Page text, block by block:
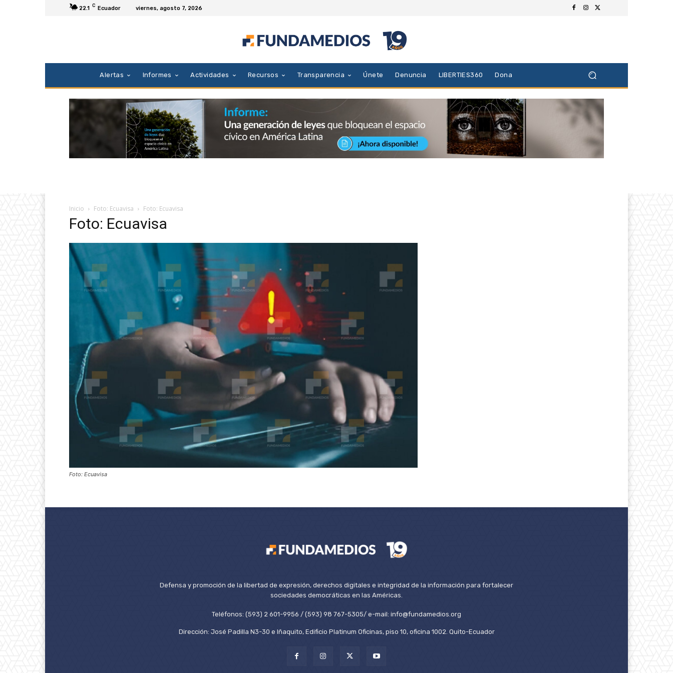
22.1 C Ecuador viernes, agosto 7, 2026
Alertas Informes Actividades Recursos Transparencia Únete Denuncia LIBERTIES360 Dona
Inicio Foto: Ecuavisa Foto: Ecuavisa
Foto: Ecuavisa
Foto: Ecuavisa
Defensa y promoción de la libertad de expresión, derechos digitales e integridad de la información para fortalecer
sociedades democráticas en las Américas.
Teléfonos: (593) 2 601-9956 / (593) 98 767-5305/ e-mail: info@fundamedios.org
Dirección: José Padilla N3-30 e Iñaquito, Edificio Platinum Oficinas, piso 10, oficina 1002. Quito-Ecuador